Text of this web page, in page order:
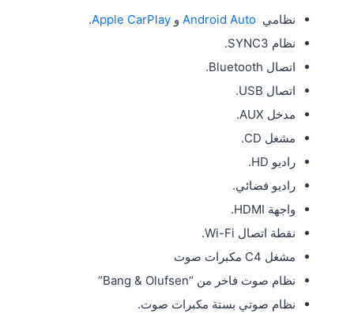
نظامي Android Auto و Apple CarPlay
.
نظام SYNC3.
اتصال Bluetooth.
اتصال USB.
مدخل AUX.
مشغل CD.
راديو HD.
راديو فضائي.
واجهة HDMI.
نقطة اتصال Wi-Fi.
مشغل C4 مكبرات صوت
نظام صوت فاخر من “Bang & Olufsen”
نظام صوتي بستة مكبرات صوت.